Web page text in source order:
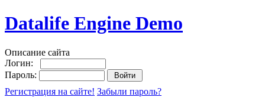
Datalife Engine Demo
Описание сайта
Логин:
Пароль:
Регистрация на сайте! Забыли пароль?